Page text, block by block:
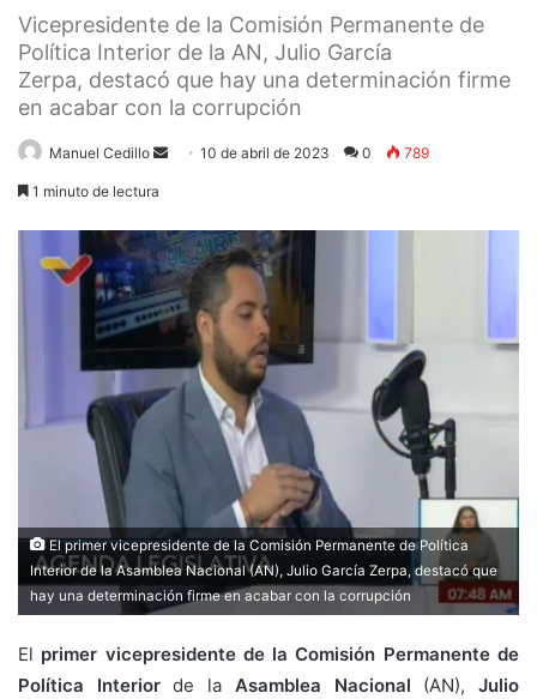
Vicepresidente de la Comisión Permanente de
Política Interior de la AN, Julio García
Zerpa, destacó que hay una determinación firme
en acabar con la corrupción
Manuel Cedillo
Send10 de abril de 2023 0 789
1 minuto de lectura
El primer vicepresidente de la Comisión Permanente de Política
Interior de la Asamblea Nacional (AN), Julio García Zerpa, destacó que
hay una determinación firme en acabar con la corrupción
El primer vicepresidente de la Comisión Permanente de
Política Interiorde la Asamblea Nacional (AN),Julio